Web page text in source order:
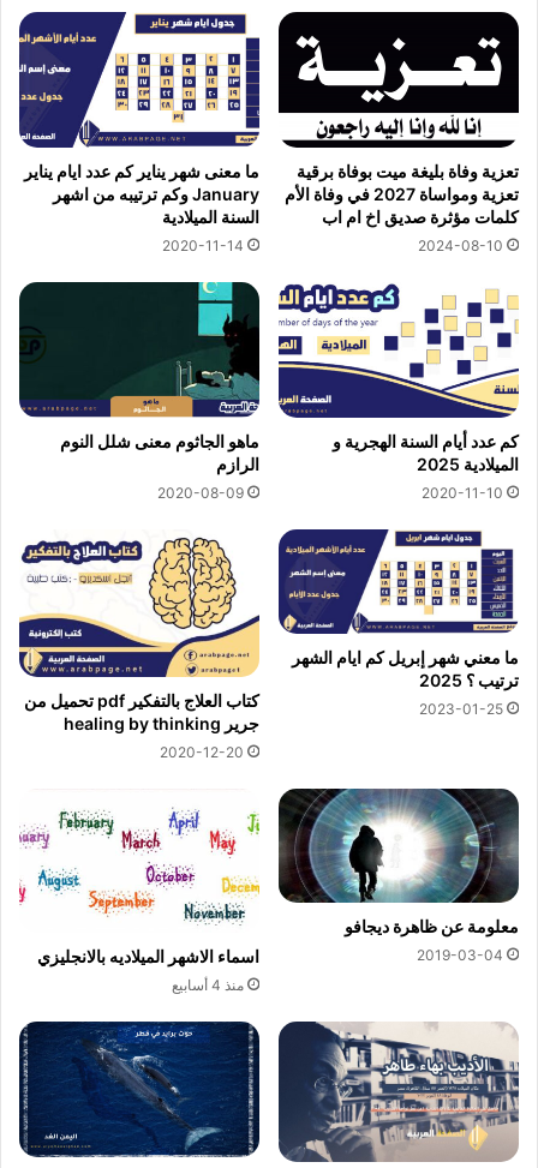
تعزية وفاة بليغة ميت بوفاة برقية
تعزية ومواساة 2027 في وفاة الأم
كلمات مؤثرة صديق اخ ام اب
2024-08-10
ما معنى شهر يناير كم عدد ايام يناير
January وكم ترتيبه من اشهر
السنة الميلادية
2020-11-14
كم عدد أيام السنة الهجرية و
الميلادية 2025
2020-11-10
ماهو الجاثوم معنى شلل النوم
الرازم
2020-08-09
ما معني شهر إبريل كم ايام الشهر
ترتيب ؟ 2025
2023-01-25
كتاب العلاج بالتفكير pdf تحميل من
جرير healing by thinking
2020-12-20
معلومة عن ظاهرة ديجافو
2019-03-04 اسماء الاشهر الميلاديه بالانجليزي
منذ 4 أسابيع